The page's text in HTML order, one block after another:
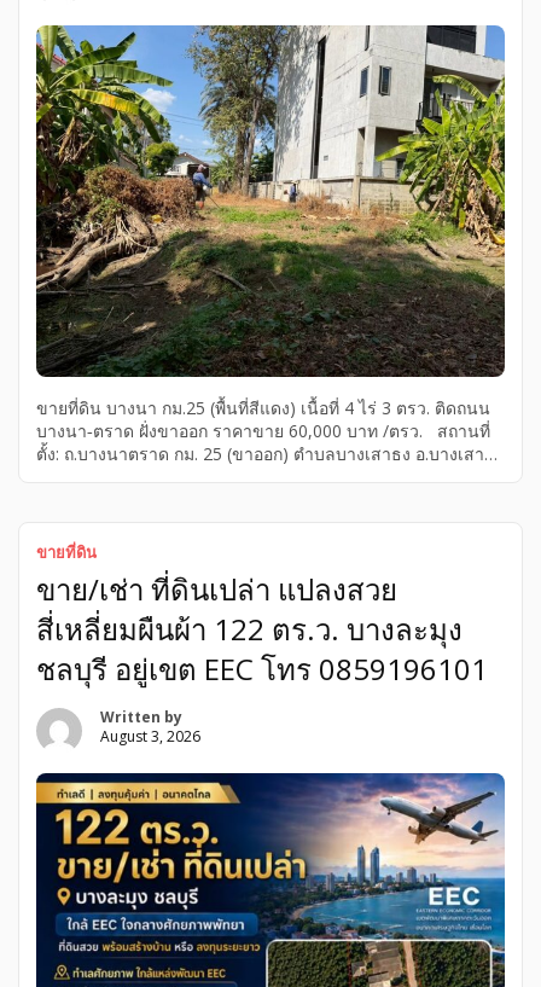
ขายที่ดิน บางนา กม.25 (พื้นที่สีแดง) เนื้อที่ 4 ไร่ 3 ตรว. ติดถนน
บางนา‑ตราด ฝั่งขาออก ราคาขาย 60,000 บาท /ตรว. สถานที่
ตั้ง: ถ.บางนาตราด กม. 25 (ขาออก) ตําบลบางเสาธง อ.บางเสาธง
ประมาณ 180 เมตร ระดับที่ดินเท่าพื้นถน ระบบสาธรณูปโภค
และสาธารณูปการ: ที่ดินทําเลดีติดถนนบางนา-ตราด กม.25
(ศูนย์กลางของโรงงานอุตสาหกรรมและใกล้สนามบินสุวรรณภูมิ)
เหมาะสําหรับลงทุนสร้างโชว์รูม โกดังสินค้า […]
ขายที่ดิน
ขาย/เช่า ที่ดินเปล่า แปลงสวย
สี่เหลี่ยมผืนผ้า 122 ตร.ว. บางละมุง
ชลบุรี อยู่เขต EEC โทร 0859196101
Written by
August 3, 2026